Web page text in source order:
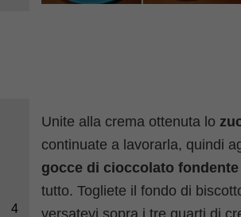
4
Unite alla crema ottenuta lo
continuate a lavorarla, quindi
gocce di cioccolato fondente
tutto. Togliete il fondo di
versatevi sopra i tre quarti di